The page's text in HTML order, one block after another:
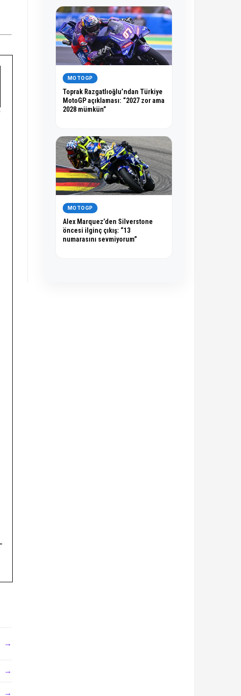
→
→
→
MOTOGP
Toprak Razgatlıoğlu’ndan Türkiye
MotoGP açıklaması: “2027 zor ama
2028 mümkün”
MOTOGP
Alex Marquez’den Silverstone
öncesi ilginç çıkış: “13
numarasını sevmiyorum”